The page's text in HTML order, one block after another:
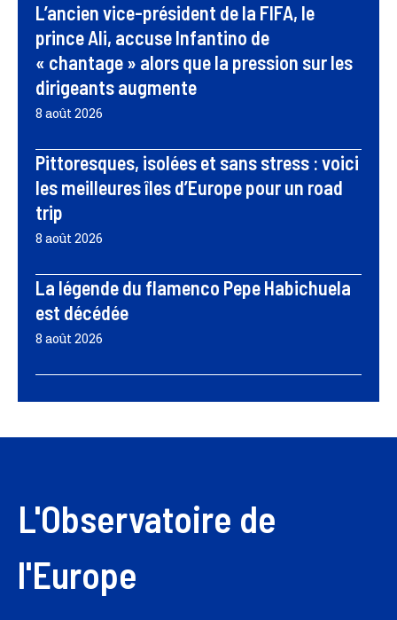
L’ancien vice-président de la FIFA, le
prince Ali, accuse Infantino de
« chantage » alors que la pression sur les
dirigeants augmente
8 août 2026
Pittoresques, isolées et sans stress : voici
les meilleures îles d’Europe pour un road
trip
8 août 2026
La légende du flamenco Pepe Habichuela
est décédée
8 août 2026
L'Observatoire de
l'Europe